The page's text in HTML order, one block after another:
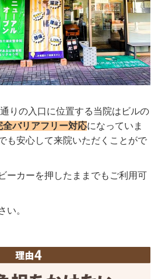
りの入口に位置する当院はビルの
全バリアフリー対応になっていま
も安心して来院いただくことがで
ーカーを押したままでもご利用可
い。